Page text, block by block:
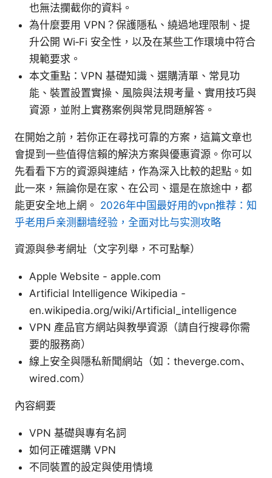
也無法攔截你的資料。
為什麼要用 VPN？保護隱私、繞過地理限制、提
升公開 Wi‑Fi 安全性，以及在某些工作環境中符合
規範要求。
本文重點：VPN 基礎知識、選購清單、常見功
能、裝置設置實操、風險與法規考量、實用技巧與
資源，並附上實務案例與常見問題解答。
在開始之前，若你正在尋找可靠的方案，這篇文章也
會提到一些值得信賴的解決方案與優惠資源。你可以
先看看下方的資源與連結，作為深入比較的起點。如
此一來，無論你是在家、在公司、還是在旅途中，都
能更安全地上網。 2026年中国最好用的vpn推荐：知
乎老用户亲测翻墙经验，全面对比与实测攻略
資源與參考網址（文字列舉，不可點擊）
Apple Website - apple.com
Artificial Intelligence Wikipedia -
en.wikipedia.org/wiki/Artificial_intelligence
VPN 產品官方網站與教學資源（請自行搜尋你需
要的服務商）
線上安全與隱私新聞網站（如：theverge.com、
wired.com）
內容綱要
VPN 基礎與專有名詞
如何正確選購 VPN
不同裝置的設定與使用情境